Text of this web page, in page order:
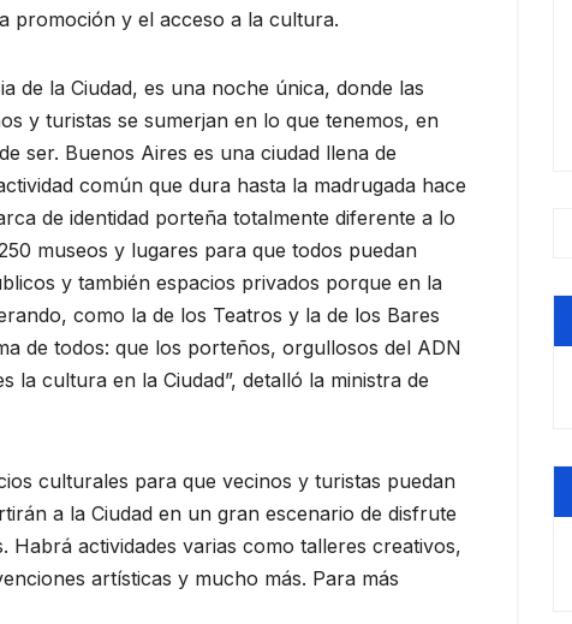
promoción y el acceso a la cultura.
de la Ciudad, es una noche única, donde las
y turistas se sumerjan en lo que tenemos, en
ser. Buenos Aires es una ciudad llena de
común que dura hasta la madrugada hace
de identidad porteña totalmente diferente a lo
museos y lugares para que todos puedan
y también espacios privados porque en la
como la de los Teatros y la de los Bares
de todos: que los porteños, orgullosos del ADN
la cultura en la Ciudad”, detalló la ministra de
culturales para que vecinos y turistas puedan
a la Ciudad en un gran escenario de disfrute
actividades varias como talleres creativos,
artísticas y mucho más. Para más